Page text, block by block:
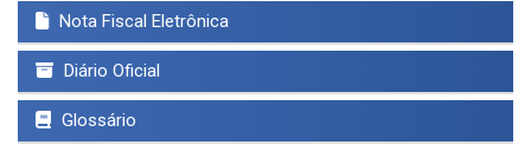
Nota Fiscal Eletrônica
Diário Oficial
Glossário